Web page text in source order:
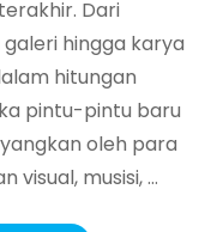
Dari
hingga karya
hitungan
pintu-pintu baru
oleh para
visual, musisi, …